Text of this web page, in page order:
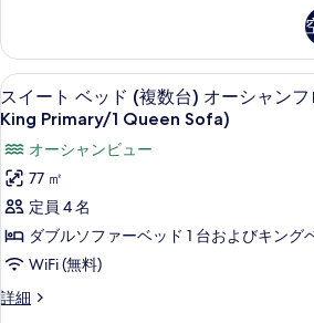
真
を
表
示
す
る
ン
フ
ロ
ン
ト
の
す
べ
て
ャ
フ
ロ
ン
ト
の
詳
細
1
台
ソ
フ
ァ
ー
ベ
ッ
ド
付
キ
ン
グ
ベ
ド
台
ソ
フ
ー
ベ
ッ
ス
イ
ー
ト
ベ
ッ
ド
(複
高級寝
11
スイート ベッド (複数台) オーシャン
King Primary/1 Queen Sofa)
オーシャンビュー
77 ㎡
定員 4 名
ダブルソファーベッド 1 台およびキング
WiFi (無料)
詳細
ス